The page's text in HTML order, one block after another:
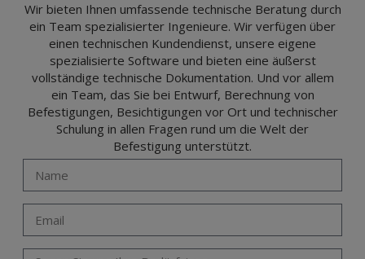
Wir bieten Ihnen umfassende technische Beratung durch
ein Team spezialisierter Ingenieure. Wir verfügen über
einen technischen Kundendienst, unsere eigene
spezialisierte Software und bieten eine äußerst
vollständige technische Dokumentation. Und vor allem
ein Team, das Sie bei Entwurf, Berechnung von
Befestigungen, Besichtigungen vor Ort und technischer
Schulung in allen Fragen rund um die Welt der
Befestigung unterstützt.